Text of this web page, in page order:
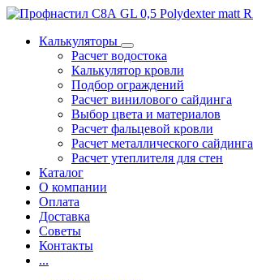
Калькуляторы
Расчет водостока
Калькулятор кровли
Подбор ограждений
Расчет винилового сайдинга
Выбор цвета и материалов
Расчет фальцевой кровли
Расчет металлического сайдинга
Расчет утеплителя для стен
Каталог
О компании
Оплата
Доставка
Советы
Контакты
...